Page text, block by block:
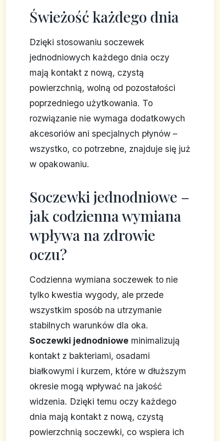
Świeżość każdego dnia
Dzięki stosowaniu soczewek
jednodniowych każdego dnia oczy
mają kontakt z nową, czystą
powierzchnią, wolną od pozostałości
poprzedniego użytkowania. To
rozwiązanie nie wymaga dodatkowych
akcesoriów ani specjalnych płynów –
wszystko, co potrzebne, znajduje się już
w opakowaniu.
Soczewki jednodniowe –
jak codzienna wymiana
wpływa na zdrowie
oczu?
Codzienna wymiana soczewek to nie
tylko kwestia wygody, ale przede
wszystkim sposób na utrzymanie
stabilnych warunków dla oka.
Soczewki jednodniowe minimalizują
kontakt z bakteriami, osadami
białkowymi i kurzem, które w dłuższym
okresie mogą wpływać na jakość
widzenia. Dzięki temu oczy każdego
dnia mają kontakt z nową, czystą
powierzchnią soczewki, co wspiera ich